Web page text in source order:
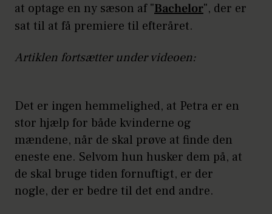
at optage en ny sæson af "Bachelor", der er
sat til at få premiere til efteråret.
Artiklen fortsætter under videoen:
Det er ingen hemmelighed, at Petra er en
stor hjælp for både kvinderne og
mændene, når de skal prøve at finde den
eneste ene. Selvom hun husker dem på, at
de skal bruge tiden fornuftigt, er der
nogle, der er bedre til det end andre.